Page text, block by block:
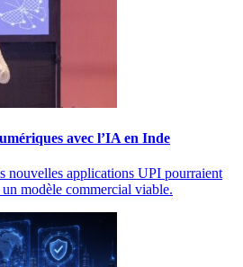
avec l’IA en Inde
nouvelles applications UPI pourraient
modèle commercial viable.